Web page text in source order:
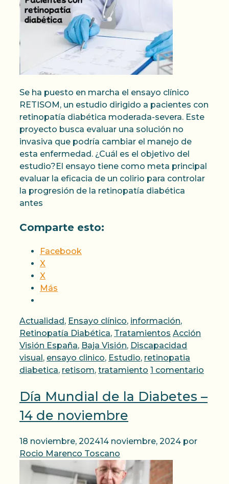
Se ha puesto en marcha el ensayo clínico
RETISOM, un estudio dirigido a pacientes con
retinopatía diabética moderada-severa. Este
proyecto busca evaluar una solución no
invasiva que podría cambiar el manejo de
esta enfermedad. ¿Cuál es el objetivo del
estudio?El ensayo tiene como meta principal
evaluar la eficacia de un colirio para controlar
la progresión de la retinopatía diabética
antes
Comparte esto:
Facebook
X
X
Más
Categorías
Actualidad, Ensayo clínico, información,
Retinopatía Diabética, Tratamientos Etiquetas
Acción
Visión España, Baja Visión, Discapacidad
visual, ensayo clinico, Estudio, retinopatia
diabetica, retisom, tratamiento 1 comentario
Día Mundial de la Diabetes –
14 de noviembre
18 noviembre, 202414 noviembre, 2024 por
Rocio Marenco Toscano